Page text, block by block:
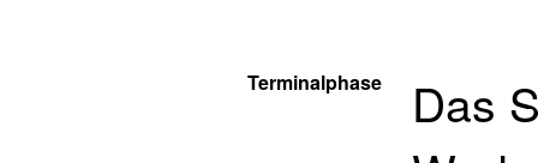
Terminalphase
Das